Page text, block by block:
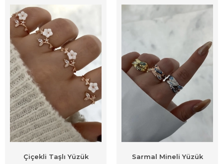
Çiçekli Taşlı Yüzük
Sarmal Mineli Yüzük